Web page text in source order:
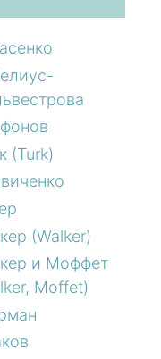
(Turk)
(Walker)
и Моффет
Moffet)